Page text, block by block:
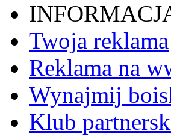
Twoja reklama
Reklama na
Wynajmij
Klub